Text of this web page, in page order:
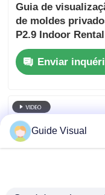
Guia de
de moldes
P2.9 Indoor Rental
LED Display
moldes públicos,
armário mais forte
Enviar
Guide Visual